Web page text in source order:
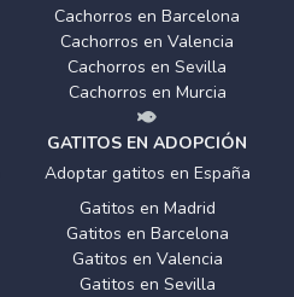
Cachorros en Barcelona
Cachorros en Valencia
Cachorros en Sevilla
Cachorros en Murcia
GATITOS EN ADOPCIÓN
Adoptar gatitos en España
Gatitos en Madrid
Gatitos en Barcelona
Gatitos en Valencia
Gatitos en Sevilla